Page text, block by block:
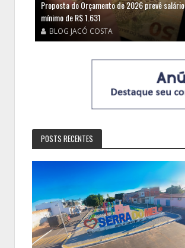
Proposta do Orçamento de 2026 prevê salário
mínimo de R$ 1.631
BLOG JACÓ COSTA
POSTS RECENTES